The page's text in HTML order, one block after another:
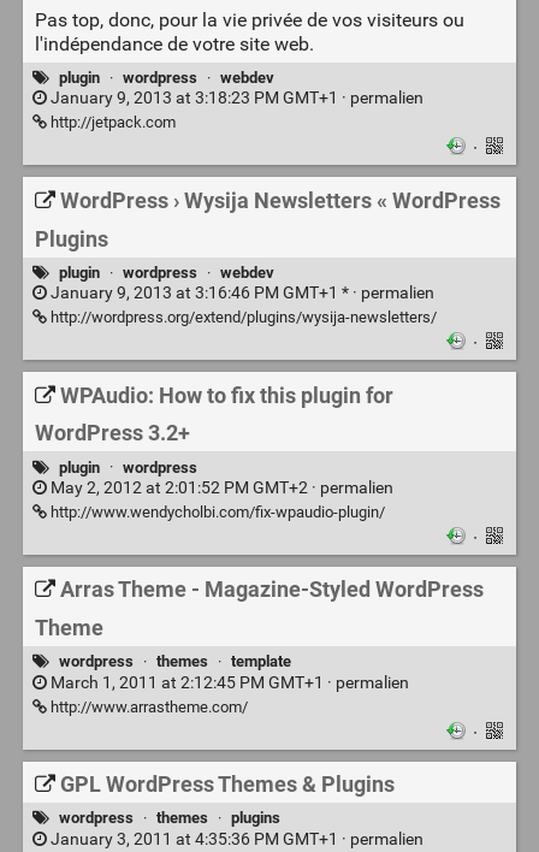
Pas top, donc, pour la vie privée de vos visiteurs ou
l'indépendance de votre site web.
plugin · wordpress · webdev
January 9, 2013 at 3:18:23 PM GMT+1 · permalien
http://jetpack.com
·
WordPress › Wysija Newsletters « WordPress
Plugins
plugin · wordpress · webdev
January 9, 2013 at 3:16:46 PM GMT+1 * · permalien
http://wordpress.org/extend/plugins/wysija-newsletters/
·
WPAudio: How to fix this plugin for
WordPress 3.2+
plugin · wordpress
May 2, 2012 at 2:01:52 PM GMT+2 · permalien
http://www.wendycholbi.com/fix-wpaudio-plugin/
·
Arras Theme - Magazine-Styled WordPress
Theme
wordpress · themes · template
March 1, 2011 at 2:12:45 PM GMT+1 · permalien
http://www.arrastheme.com/
·
GPL WordPress Themes & Plugins
wordpress · themes · plugins
January 3, 2011 at 4:35:36 PM GMT+1 · permalien